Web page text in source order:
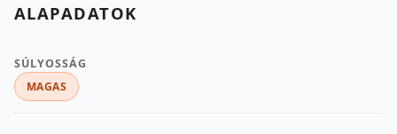
ALAPADATOK
SÚLYOSSÁG
MAGAS